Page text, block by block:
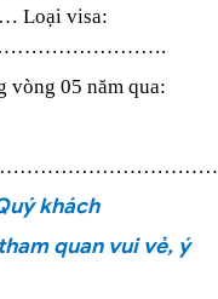
visa:
vòng 05 năm qua:
khách
quan vui vẻ, ý